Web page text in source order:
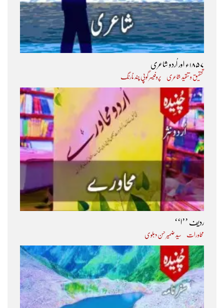
۱۸۵۷ء اور اُردو شاعری
تحقیق و تنقید شاعری پروفیسر گوپی چند نارنگ
ردیف ’’ا‘‘
محاورات سید ضمیر حسن دہلوی